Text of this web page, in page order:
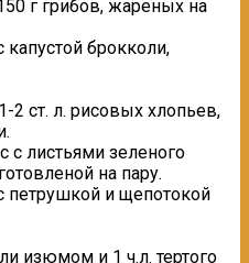
г грибов, жареных на
брокколи,
2 ст. л. рисовых хлопьев,
с листьями зеленого
на пару.
петрушкой и щепотокой
изюмом и 1 ч.л. тертого